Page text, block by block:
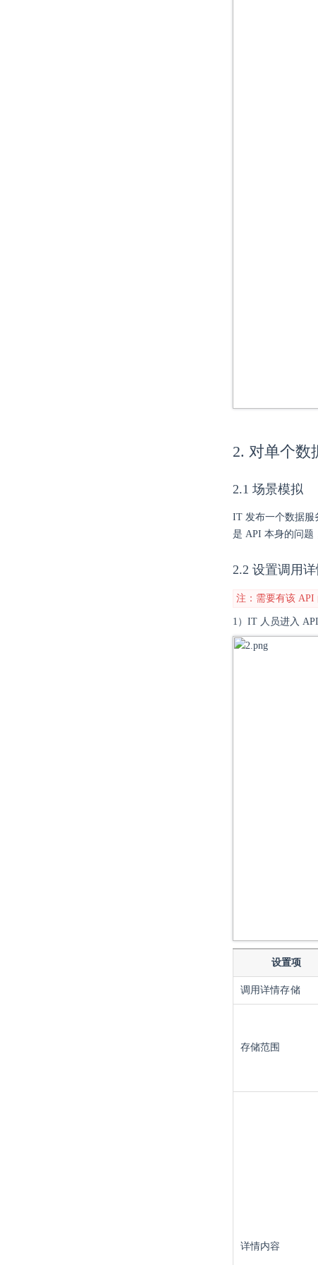
2. 对单个数
2.1 场景模拟
IT 发布一个数据服
是 API 本身的问题
2.2 设置调用
注：需要有该 API
1）IT 人员进入
设置项
调用详情存储
存储范围
详情内容